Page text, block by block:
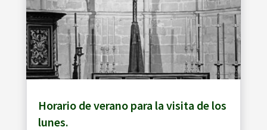
Horario de verano para la visita de los
lunes.